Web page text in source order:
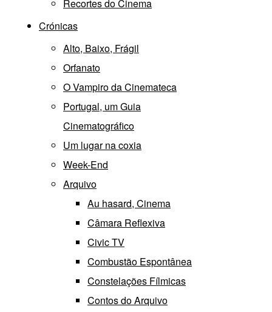
Recortes do Cinema
Crónicas
Alto, Baixo, Frágil
Orfanato
O Vampiro da Cinemateca
Portugal, um Guia
Cinematográfico
Um lugar na coxia
Week-End
Arquivo
Au hasard, Cinema
Câmara Reflexiva
Civic TV
Combustão Espontânea
Constelações Fílmicas
Contos do Arquivo